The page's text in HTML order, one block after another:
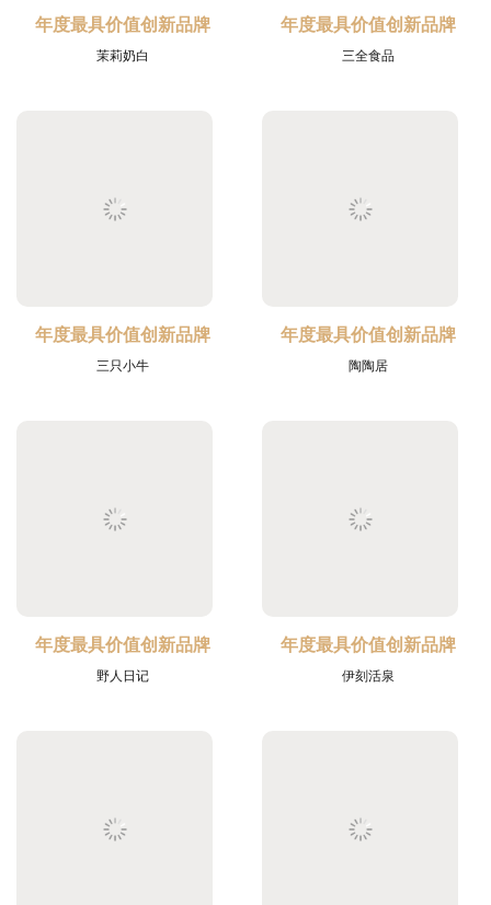
年度最具价值创新品牌
茉莉奶白
年度最具价值创新品牌
三全食品
年度最具价值创新品牌
三只小牛
年度最具价值创新品牌
陶陶居
年度最具价值创新品牌
野人日记
年度最具价值创新品牌
伊刻活泉